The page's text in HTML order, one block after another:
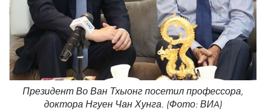
Президент Во Ван Тхыонг посетил профессора,
доктора Нгуен Чан Хунга. (Фото: ВИA)